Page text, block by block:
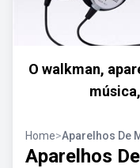
O walkman,
Home>Aparelhos De
Aparelhos